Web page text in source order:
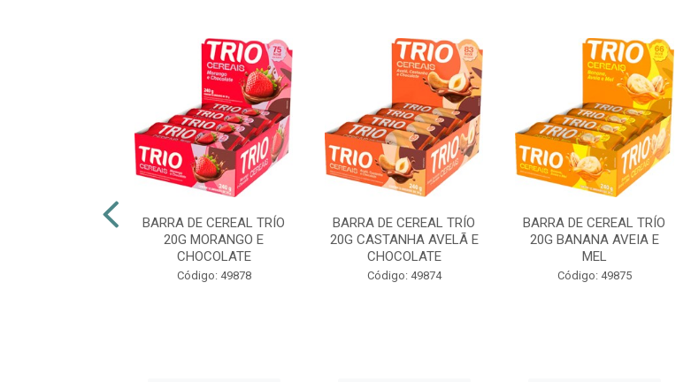
BARRA DE CEREAL TRÍO
20G MORANGO E
CHOCOLATE
Código: 49878
BARRA DE CEREAL TRÍO
20G CASTANHA AVELÃ E
CHOCOLATE
Código: 49874
BARRA DE CEREAL TRÍO
20G BANANA AVEIA E
MEL
Código: 49875